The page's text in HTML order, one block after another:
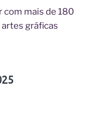
com mais de 180
gráficas